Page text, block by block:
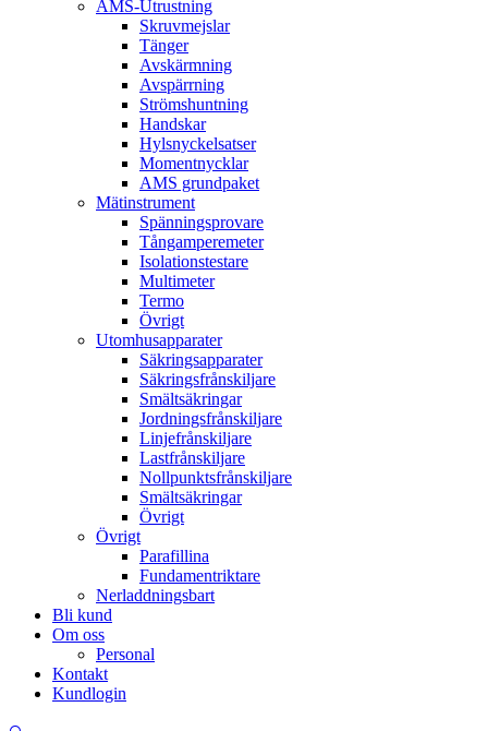
AMS-Utrustning
Skruvmejslar
Tänger
Avskärmning
Avspärrning
Strömshuntning
Handskar
Hylsnyckelsatser
Momentnycklar
AMS grundpaket
Mätinstrument
Spänningsprovare
Tångamperemeter
Isolationstestare
Multimeter
Termo
Övrigt
Utomhusapparater
Säkringsapparater
Säkringsfrånskiljare
Smältsäkringar
Jordningsfrånskiljare
Linjefrånskiljare
Lastfrånskiljare
Nollpunktsfrånskiljare
Smältsäkringar
Övrigt
Övrigt
Parafillina
Fundamentriktare
Nerladdningsbart
Bli kund
Om oss
Personal
Kontakt
Kundlogin